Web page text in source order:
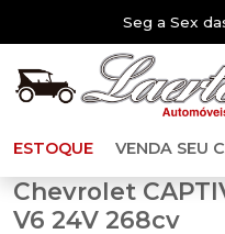
Seg a Sex
ESTOQUE VENDA SEU
Chevrolet
V6 24V 268cv